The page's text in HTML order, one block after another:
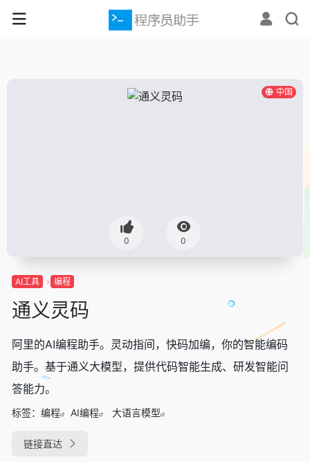
中国
0 0
AI工具 编程
通义灵码
阿里的AI编程助手。灵动指间，快码加编，你的智能编码
助手。基于通义大模型，提供代码智能生成、研发智能问
答能力。
标签： 编程 AI编程 大语言模型
链接直达